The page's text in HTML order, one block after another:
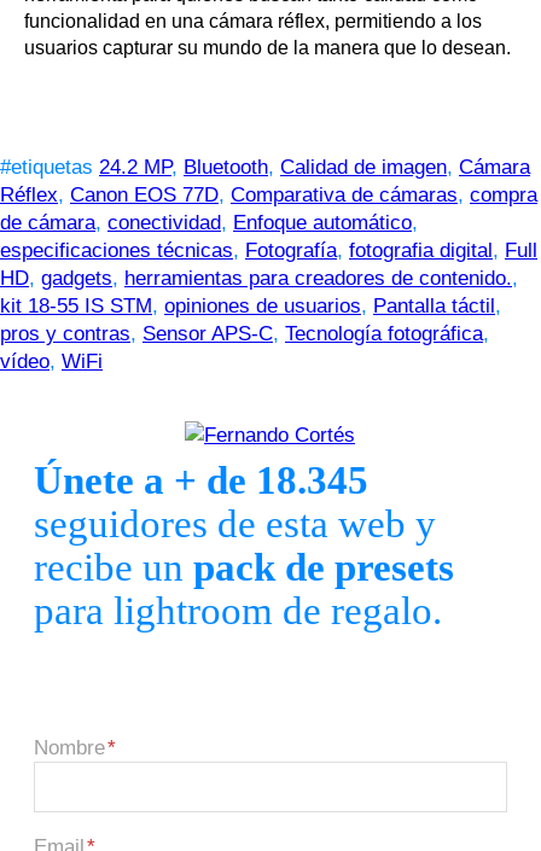
funcionalidad en una cámara réflex, permitiendo a los
usuarios capturar su mundo de la manera que lo desean.
#etiquetas 24.2 MP, Bluetooth, Calidad de imagen, Cámara
Réflex, Canon EOS 77D, Comparativa de cámaras, compra
de cámara, conectividad, Enfoque automático,
especificaciones técnicas, Fotografía, fotografia digital , Full
HD, gadgets, herramientas para creadores de contenido.,
kit 18-55 IS STM, opiniones de usuarios, Pantalla táctil ,
pros y contras, Sensor APS-C, Tecnología fotográfica,
vídeo, WiFi
Únete a + de 18.345
seguidores de esta web y
recibe un pack de presets
para lightroom de regalo.
Nombre